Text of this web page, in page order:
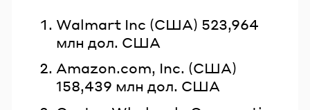
Walmart Inc (США) 523,964
млн дол. США
Amazon.com, Inc. (США)
158,439 млн дол. США